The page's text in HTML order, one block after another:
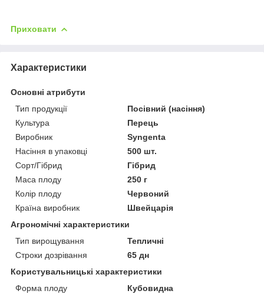
Приховати
Характеристики
Основні атрибути
Тип продукції
Посівний (насіння)
Культура
Перець
Виробник
Syngenta
Насіння в упаковці
500 шт.
Сорт/Гібрид
Гібрид
Маса плоду
250 г
Колір плоду
Червоний
Країна виробник
Швейцарія
Агрономічні характеристики
Тип вирощування
Тепличні
Строки дозрівання
65 дн
Користувальницькі характеристики
Форма плоду
Кубовидна